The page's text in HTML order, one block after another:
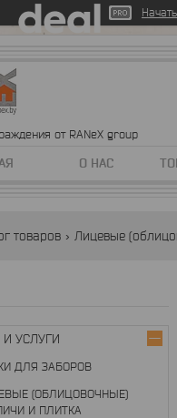
от RANeX group
О НАС
товаров Лицевые
УСЛУГИ
ДЛЯ ЗАБОРОВ
(ОБЛИЦОВОЧНЫЕ)
И ПЛИТКА